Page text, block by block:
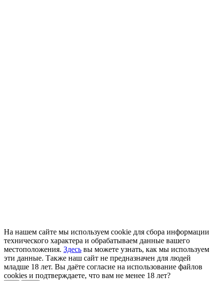
На нашем сайте мы используем cookie для сбора информации
технического характера и обрабатываем данные вашего
местоположения. Здесь вы можете узнать, как мы используем
эти данные. Также наш сайт не предназначен для людей
младше 18 лет. Вы даёте согласие на использование файлов
cookies и подтверждаете, что вам не менее 18 лет?